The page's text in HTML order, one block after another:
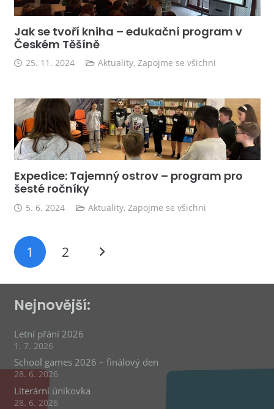
Jak se tvoří kniha – edukační program v
Českém Těšíně
25. 11. 2024 Aktuality,Zapojme se všichni
Expedice: Tajemný ostrov – program pro
šesté ročníky
5. 6. 2024 Aktuality,Zapojme se všichni
1 2
Nejnovější:
Letní přání 2026
1. 7. 2026
School games 2026 – finálový den
28. 6. 2026
Literární únikovka
28. 6. 2026